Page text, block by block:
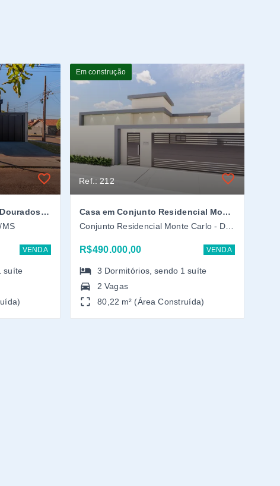
Casa em Vila Esperança, Dourados/MS
MS
VENDA
suíte
Em construção
Ref.: 212
Casa em Conjunto Residencial Monte Carlo, Dourados/MS
R$490.000,00 VENDA
3 Dormitórios , sendo 1 suíte
2 Vagas
80,22 m² (Área Construída)